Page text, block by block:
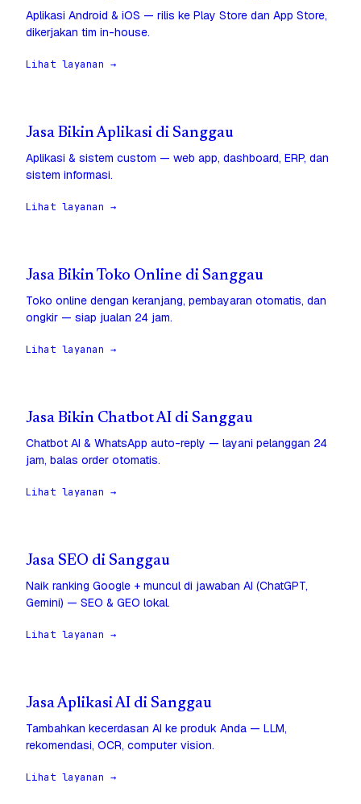
Aplikasi Android & iOS — rilis ke Play Store dan App Store,
dikerjakan tim in-house.
Lihat layanan →
Jasa Bikin Aplikasi di Sanggau
Aplikasi & sistem custom — web app, dashboard, ERP, dan
sistem informasi.
Lihat layanan →
Jasa Bikin Toko Online di Sanggau
Toko online dengan keranjang, pembayaran otomatis, dan
ongkir — siap jualan 24 jam.
Lihat layanan →
Jasa Bikin Chatbot AI di Sanggau
Chatbot AI & WhatsApp auto-reply — layani pelanggan 24
jam, balas order otomatis.
Lihat layanan →
Jasa SEO di Sanggau
Naik ranking Google + muncul di jawaban AI (ChatGPT,
Gemini) — SEO & GEO lokal.
Lihat layanan →
Jasa Aplikasi AI di Sanggau
Tambahkan kecerdasan AI ke produk Anda — LLM,
rekomendasi, OCR, computer vision.
Lihat layanan →